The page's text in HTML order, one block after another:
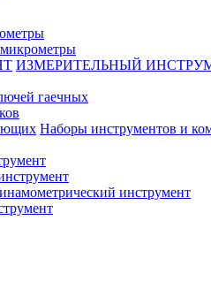
ИЗМЕРИТЕЛЬНЫЙ
гаечных
Наборы инструментов и
инструмент